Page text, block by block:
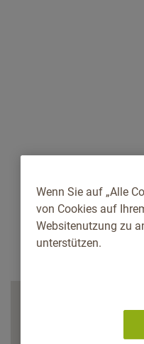
Wenn Sie auf „Alle
von Cookies auf
Websitenutzung zu
unterstützen.